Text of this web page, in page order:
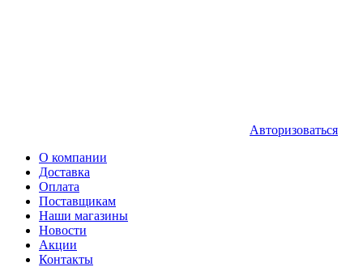
Авторизоваться
О компании
Доставка
Оплата
Поставщикам
Наши магазины
Новости
Акции
Контакты